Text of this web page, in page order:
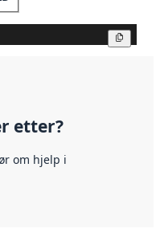
etter?
om hjelp i